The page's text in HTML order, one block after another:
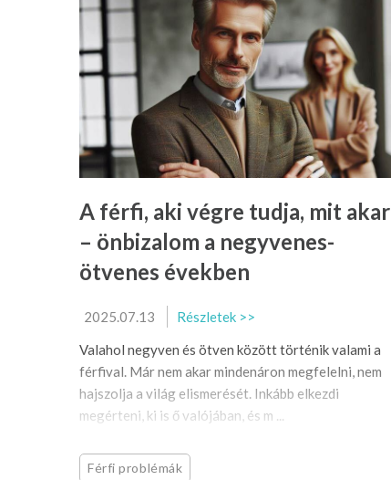
A férfi, aki végre tudja, mit akar
– önbizalom a negyvenes-
ötvenes években
2025.07.13
Részletek >>
Valahol negyven és ötven között történik valami a
férfival. Már nem akar mindenáron megfelelni, nem
hajszolja a világ elismerését. Inkább elkezdi
megérteni, ki is ő valójában, és m ...
Férfi problémák